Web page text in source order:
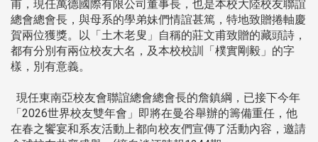
甫，現任萬德國際有限公司董事長，也是本校大陸校友聯誼
總會總會長，與母系的學弟妹們情誼甚篤，特地致贈捲軸慶
賀兩位獲獎。以「土木老叟」自稱的莊文甫致贈的藏頭詩，
都有分別有兩位校友大名，及本校校訓「樸實剛毅」的字
樣，別有意義。
現任東南亞校友會聯誼總會總會長的詹鎮綱，已接下今年
「2026世界校友雙年會」即將在曼谷舉辦的籌備重任，他
在春之饗宴和系友活動上都向校友們宣傳了活動內容，邀請